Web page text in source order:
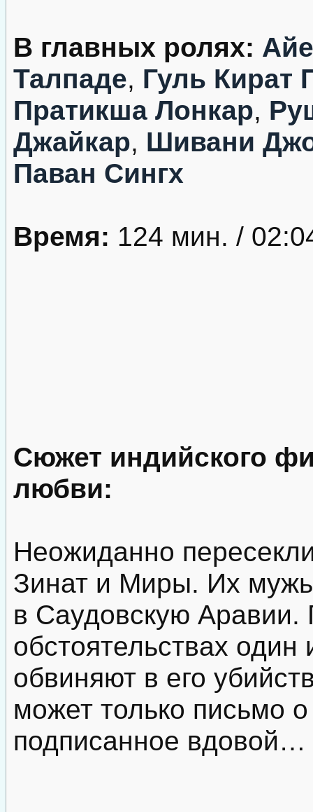
В главных ролях:
Талпаде, Гуль Кират
Пратикша Лонкар,
Джайкар, Шивани
Паван Сингх
Время: 124 мин. /
Сюжет индийского
любви:
Неожиданно
Зинат и Миры. Их
в Саудовскую
обстоятельствах один
обвиняют в его
может только письмо
подписанное вдовой…